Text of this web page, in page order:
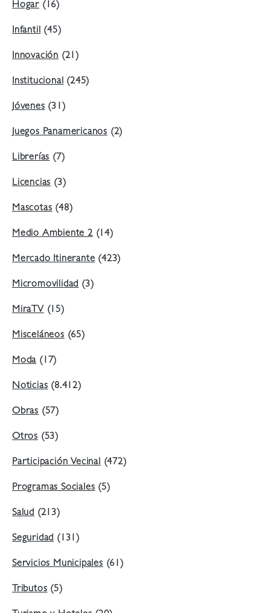
Hogar (16)
Infantil(45)
Innovación (21)
Institucional(245)
Jóvenes(31)
Juegos Panamericanos (2)
Librerías(7)
Licencias(3)
Mascotas(48)
Medio Ambiente 2(14)
Mercado Itinerante(423)
Micromovilidad(3)
MiraTV(15)
Misceláneos(65)
Moda(17)
Noticias(8.412)
Obras (57)
Otros (53)
Participación Vecinal(472)
Programas Sociales(5)
Salud (213)
Seguridad(131)
Servicios Municipales(61)
Tributos(5)